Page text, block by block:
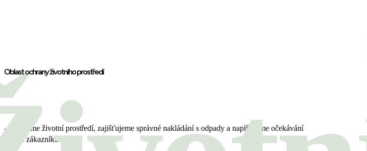
Oblast ochrany životního prostředí
- Chráníme životní prostředí, zajišťujeme správné nakládání s odpady a naplňujeme očekávání
našich zákazníků.